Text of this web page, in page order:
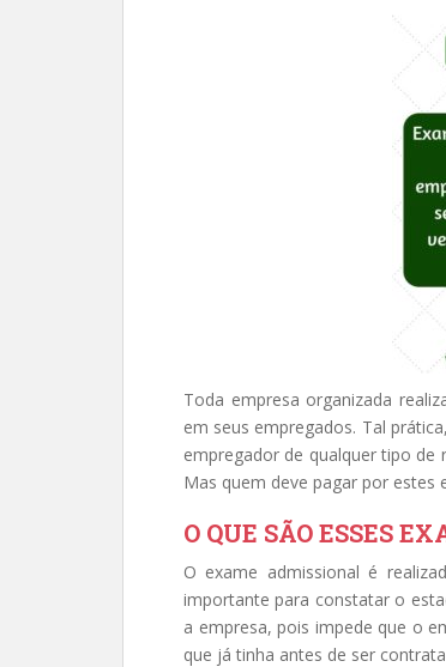
Toda empresa organizada
em seus empregados. Tal
empregador de qualquer tipo de
Mas quem deve pagar por estes
O QUE SÃO ESSES
O exame admissional é
importante para constatar o
a empresa, pois impede que o
que já tinha antes de ser